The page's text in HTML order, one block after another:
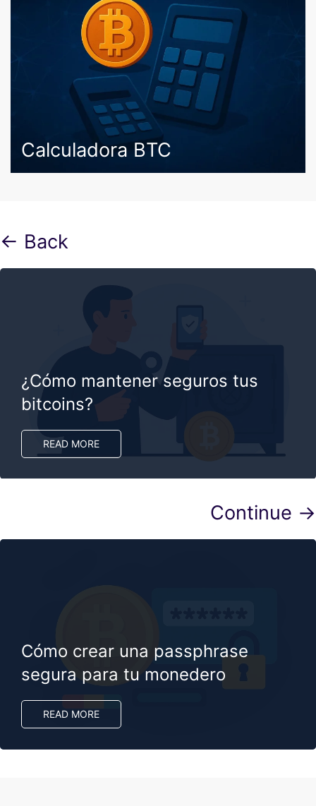
Calculadora BTC
← Back
¿Cómo mantener seguros tus
bitcoins?
READ MORE
Continue →
Cómo crear una passphrase
segura para tu monedero
READ MORE